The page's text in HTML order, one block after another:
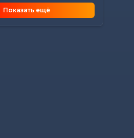
до цен на
Лукашенко
проблемы...
Показать ещё